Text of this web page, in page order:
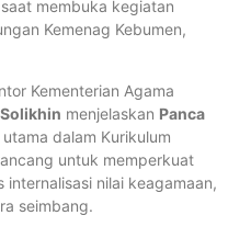
membuka kegiatan
Kemenag Kebumen,
Kementerian Agama
menjelaskan Panca
dalam Kurikulum
untuk memperkuat
nilai keagamaan,
seimbang.